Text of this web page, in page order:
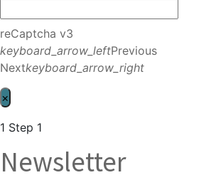
reCaptcha v3
keyboard_arrow_leftPrevious
Nextkeyboard_arrow_right
×
1 Step 1
Newsletter